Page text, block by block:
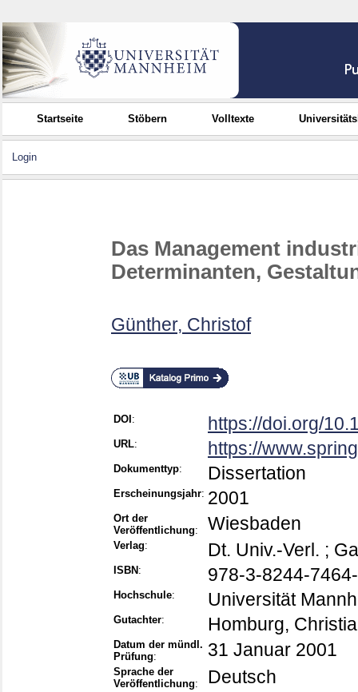
Startseite Stöbern Volltexte
Login
Das Management
Determinanten,
Günther, Christof
DOI : https://doi.org/
URL: https://
Dokumenttyp: Dissertation
Erscheinungsjahr: 2001
Ort der
Veröffentlichung: Wiesbaden
Verlag: Dt. Univ.-Verl. ;
ISBN : 978-3-8244-
Hochschule: Universität
Gutachter: Homburg,
Datum der mündl.
Prüfung: 31 Januar 2001
Sprache der
Veröffentlichung: Deutsch